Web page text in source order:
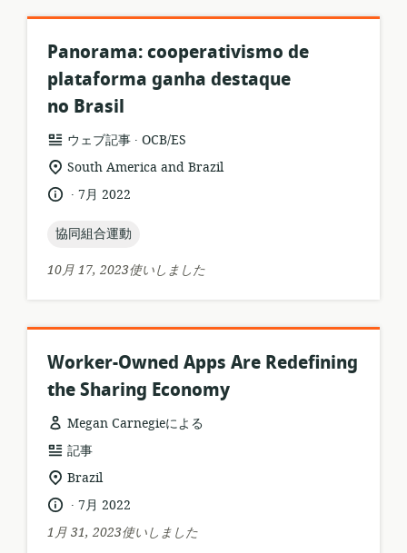
Panorama: cooperativismo de
plataforma ganha destaque
no Brasil
リ
ソ
ー
ス
ォ
マ
ウェブ記事 .
公
開
者:
OCB/ES
関
連
る
ロ
ケ
ー
シ
South America and Brazil
言
.
公
日:
7月 2022
topic:
協同組合運動
10月 17, 2023使いしました
Worker-Owned Apps Are Redefining
the Sharing Economy
Megan Carnegieによる
リ
ソ
ー
ス
フ
記事
関
連
る
Brazil
言
語:
.
公
開
日:
7月 2022
1月 31, 2023使いしました